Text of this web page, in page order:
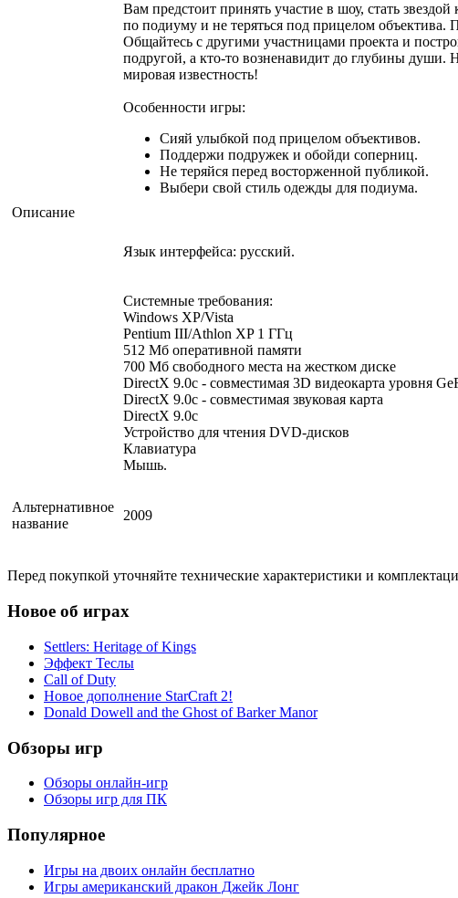
Описание
Вам предстоит принять участие в шоу, стать
по подиуму и не теряться под прицелом
Общайтесь с другими участницами проекта и
подругой, а кто-то возненавидит до глубины души.
мировая известность!
Особенности игры:
Сияй улыбкой под прицелом объективов.
Поддержи подружек и обойди соперниц.
Не теряйся перед восторженной публикой.
Выбери свой стиль одежды для подиума.
Язык интерфейса: русский.
Системные требования:
Windows XP/Vista
Pentium III/Athlon XP 1 ГГц
512 Мб оперативной памяти
700 Мб свободного места на жестком диске
DirectX 9.0с - совместимая 3D видеокарта уровня
DirectX 9.0с - совместимая звуковая карта
DirectX 9.0c
Устройство для чтения DVD-дисков
Клавиатура
Мышь.
Альтернативное
название
2009
Перед покупкой уточняйте технические характеристики и
Новое об играх
Settlers: Heritage of Kings
Эффект Теслы
Call of Duty
Новое дополнение StarCraft 2!
Donald Dowell and the Ghost of Barker Manor
Обзоры игр
Обзоры онлайн-игр
Обзоры игр для ПК
Популярное
Игры на двоих онлайн бесплатно
Игры американский дракон Джейк Лонг